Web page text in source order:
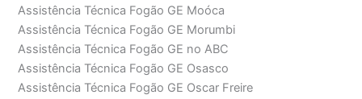
Assistência Técnica Fogão GE Moóca
Assistência Técnica Fogão GE Morumbi
Assistência Técnica Fogão GE no ABC
Assistência Técnica Fogão GE Osasco
Assistência Técnica Fogão GE Oscar Freire